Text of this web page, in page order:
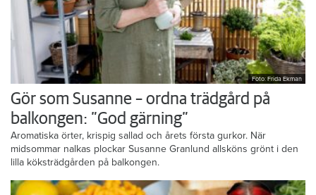
Foto: Frida Ekman
Gör som Susanne – ordna trädgård på
balkongen: ”God gärning”
Aromatiska örter, krispig sallad och årets första gurkor. När
midsommar nalkas plockar Susanne Granlund allsköns grönt i den
lilla köksträdgården på balkongen.